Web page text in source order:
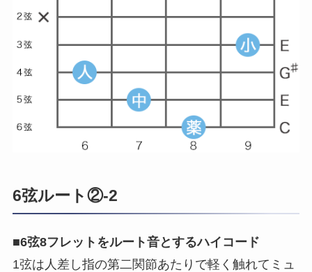
6弦ルート②-2
■6弦8フレットをルート音とするハイコード
1弦は人差し指の第二関節あたりで軽く触れてミュ